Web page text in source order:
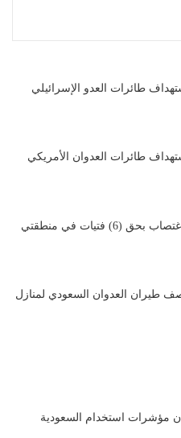
طائرات العدو الإسرائيلي
طائرات العدوان الأمريكي
بيان إدانة جريمة الاغتصاب بحق (6) فتيات في منطقتي
طيران العدوان السعودي لمنازل
مؤشرات استخدام السعودية